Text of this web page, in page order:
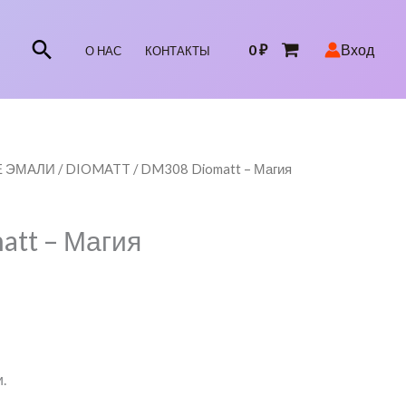
ПоискО НАС КОНТАКТЫ 0₽ Вход
ЭМАЛИ /DIOMATT / DM308 Diomatt – Магия
– Магия
₽
₽